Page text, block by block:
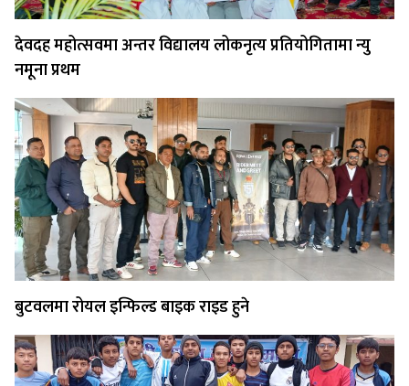
देवदह महोत्सवमा अन्तर विद्यालय लोकनृत्य प्रतियोगितामा न्यु
नमूना प्रथम
बुटवलमा रोयल इन्फिल्ड बाइक राइड हुने